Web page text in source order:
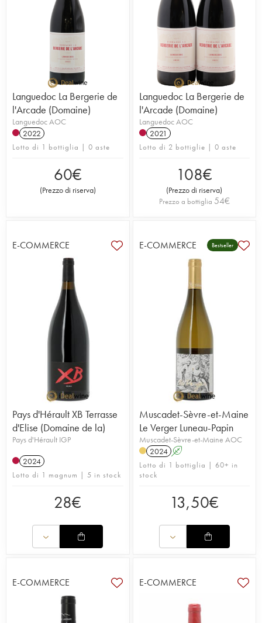
Languedoc La Bergerie de
l'Arcade (Domaine)
Languedoc AOC
2022
Lotto di 1 bottiglia | 0 aste
60€
(Prezzo di riserva)
Languedoc La Bergerie de
l'Arcade (Domaine)
Languedoc AOC
2021
Lotto di 2 bottiglie | 0 aste
108€
(Prezzo di riserva)
Prezzo a bottiglia 54€
E-COMMERCE
Pays d'Hérault XB Terrasse
d'Elise (Domaine de la)
Pays d'Hérault IGP
2024
Lotto di 1 magnum | 5 in stock
28€
E-COMMERCE Bestseller
Muscadet-Sèvre-et-Maine
Le Verger Luneau-Papin
Muscadet-Sèvre-et-Maine AOC
2024 A
Lotto di 1 bottiglia | 60+ in
stock
13,50€
E-COMMERCE E-COMMERCE